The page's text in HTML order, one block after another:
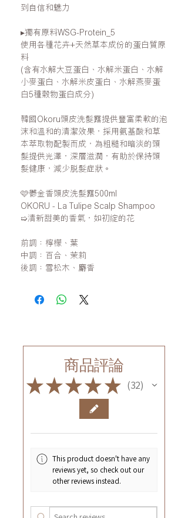
到自信和魅力
▸獨有原料WSG-Protein_5
使用各種花卉+天然草本成份的蛋白質原
料
(含有水解大豆蛋白、水解米蛋白、水解
小麥蛋白、水解米皮蛋白、水解燕麥蛋
白5種穀物蛋白成分)
韓國 Okoru頭皮洗髮露提供豐富柔軟的泡
沫和溫和的清潔效果，採用氨基酸和草
本萃取物配製而成，為粗糙和暗淡的頭
髮提供光澤，深層滋潤，有助於保持頭
髮健康，減少脫髮症狀。
🩷鬱金香頭皮洗髮露500ml
OKORU - La Tulipe Scalp Shampoo
➯清新甜美的香氣，如初綻的花
前調：檸檬、葉
中調：百合、茉莉
後調：雪松木、麝香
商品評論
★★★★ ★ 32
32
This product doesn't have any
reviews yet, so check out our
other reviews instead.